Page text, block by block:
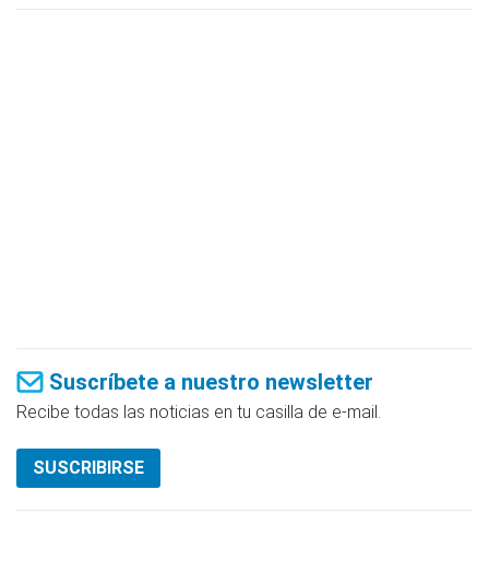
Suscríbete a nuestro newsletter
Recibe todas las noticias en tu casilla de e-mail.
SUSCRIBIRSE